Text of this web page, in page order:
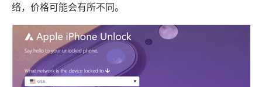
络，价格可能会有所不同。